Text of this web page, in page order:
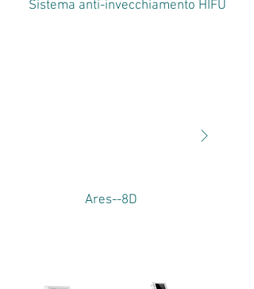
Sistema anti-invecchiamento HIFU
Ares--8D